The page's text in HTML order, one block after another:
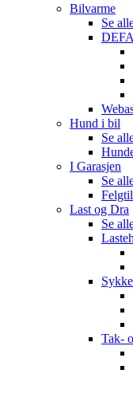
Bilvarme
Se
Hund i bil
Se
I Garasjen
Se
Last og Dra
Se
Tak-